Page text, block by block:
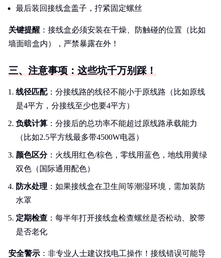
最后装回接线盒盖子，拧紧固定螺丝
关键提醒 ：接线盒必须安装在干燥、防触碰的位置（比如
墙面暗盒内），严禁暴露在外！
三、注意事项：这些坑千万别踩！
线径匹配：分接线路的线径不能小于原线路（比如原线
是4平方，分接线至少也要4平方）
负载计算 ：分接后的总功率不能超过原线路承载能力
（比如2.5平方线最多带4500W电器）
颜色区分：火线用红色/棕色，零线用蓝色，地线用黄绿
双色（国际通用配色）
防水处理 ：如果接线盒在卫生间等潮湿环境，需加装防
水罩
定期检查 ：每半年打开接线盒检查螺丝是否松动、胶带
是否老化
安全警示 ：非专业人士建议找电工操作！接线错误可能导